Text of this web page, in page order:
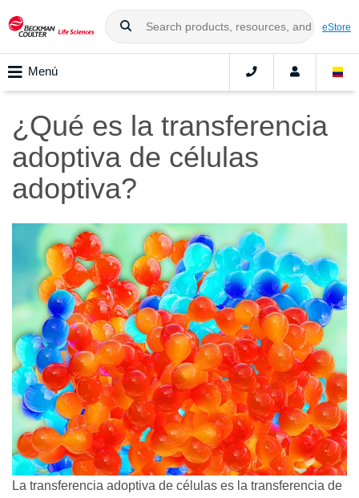
eStore
Menú
¿Qué es la transferencia
adoptiva de células
adoptiva?
La transferencia adoptiva de células es la transferencia de